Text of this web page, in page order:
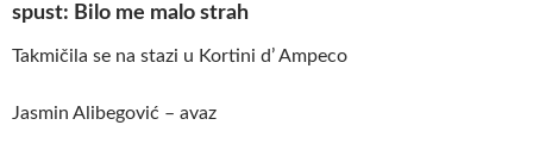
spust: Bilo me malo strah
Takmičila se na stazi u Kortini d’ Ampeco
Jasmin Alibegović – avaz